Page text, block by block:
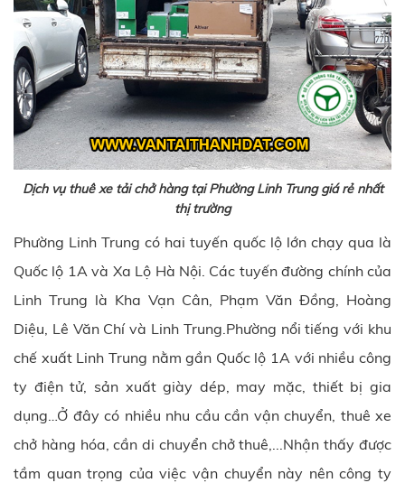
Dịch vụ thuê xe tải chở hàng tại Phường Linh Trung giá rẻ nhất
thị trường
Phường Linh Trung có hai tuyến quốc lộ lớn chạy qua là
Quốc lộ 1A và Xa Lộ Hà Nội. Các tuyến đường chính của
Linh Trung là Kha Vạn Cân, Phạm Văn Đồng, Hoàng
Diệu, Lê Văn Chí và Linh Trung.Phường nổi tiếng với khu
chế xuất Linh Trung nằm gần Quốc lộ 1A với nhiều công
ty điện tử, sản xuất giày dép, may mặc, thiết bị gia
dụng…Ở đây có nhiều nhu cầu cần vận chuyển, thuê xe
chở hàng hóa, cần di chuyển chở thuê,...Nhận thấy được
tầm quan trọng của việc vận chuyển này nên công ty